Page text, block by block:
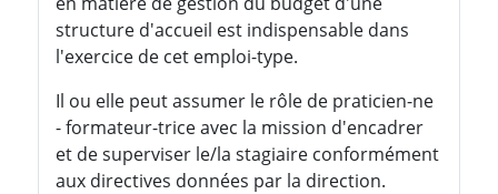
structure d'accueil est indispensable dans
l'exercice de cet emploi-type.
Il ou elle peut assumer le rôle de praticien-ne
- formateur-trice avec la mission d'encadrer
et de superviser le/la stagiaire conformément
aux directives données par la direction.